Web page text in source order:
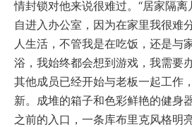
情封锁对他来说很难过。“居家隔
自进入办公室，因为在家里我很难
人生活，不管我是在吃饭，还是与
浴，我始终都会想到游戏，我需要
其他成员已经开始与老板一起工作
新。成堆的箱子和色彩鲜艳的健身
之前的入口，一条库布里克风格明